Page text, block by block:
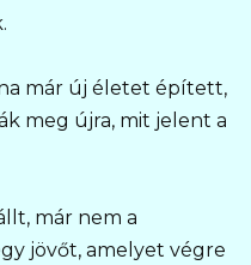
már új életet épített,
meg újra, mit jelent a
már nem a
jövőt, amelyet végre